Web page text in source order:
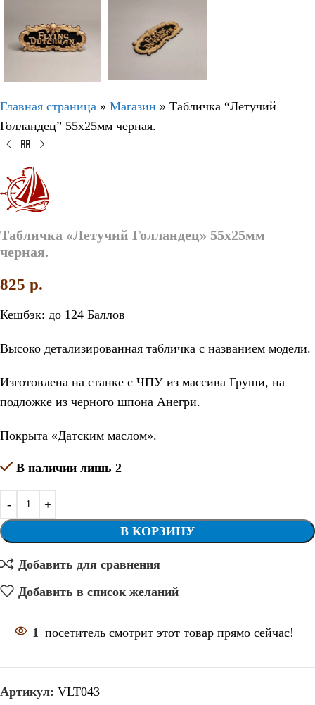
Главная страница » Магазин » Табличка “Летучий
Голландец” 55х25мм черная.
Табличка «Летучий Голландец» 55х25мм
черная.
825 p.
Кешбэк: до 124 Баллов
Высоко детализированная табличка с названием модели.
Изготовлена на станке с ЧПУ из массива Груши, на
подложке из черного шпона Анегри.
Покрыта «Датским маслом».
В наличии лишь 2
В КОРЗИНУ
Добавить для сравнения
Добавить в список желаний
1 посетитель смотрит этот товар прямо сейчас!
Артикул: VLT043